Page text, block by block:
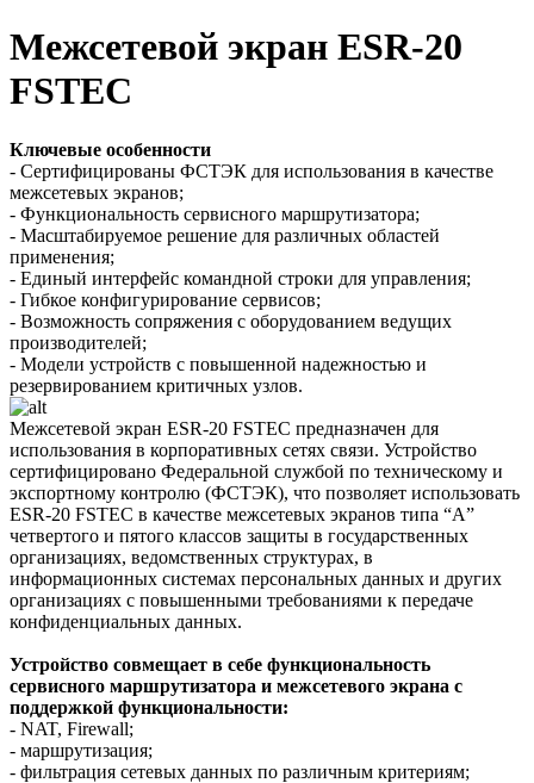
Межсетевой экран ESR-20
FSTEC
Ключевые особенности
- Сертифицированы ФСТЭК для использования в качестве
межсетевых экранов;
- Функциональность сервисного маршрутизатора;
- Масштабируемое решение для различных областей
применения;
- Единый интерфейс командной строки для управления;
- Гибкое конфигурирование сервисов;
- Возможность сопряжения с оборудованием ведущих
производителей;
- Модели устройств с повышенной надежностью и
резервированием критичных узлов.
Межсетевой экран ESR-20 FSTEC предназначен для
использования в корпоративных сетях связи. Устройство
сертифицировано Федеральной службой по техническому и
экспортному контролю (ФСТЭК), что позволяет использовать
ESR-20 FSTEC в качестве межсетевых экранов типа “А”
четвертого и пятого классов защиты в государственных
организациях, ведомственных структурах, в
информационных системах персональных данных и других
организациях с повышенными требованиями к передаче
конфиденциальных данных.
Устройство совмещает в себе функциональность
сервисного маршрутизатора и межсетевого экрана с
поддержкой функциональности:
- NAT, Firewall;
- маршрутизация;
- фильтрация сетевых данных по различным критериям;